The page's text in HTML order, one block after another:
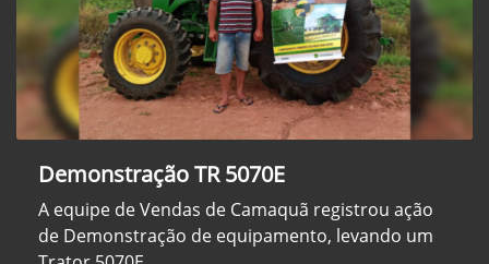
Demonstração TR 5070E
A equipe de Vendas de Camaquã registrou ação
de Demonstração de equipamento, levando um